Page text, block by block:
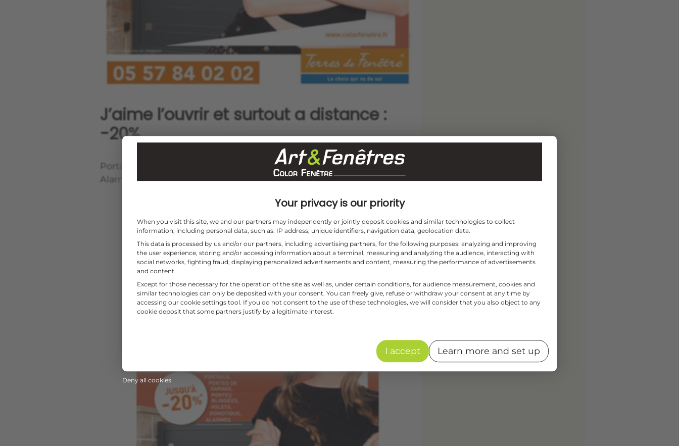
J’aime l’ouvrir et surtout a distance :
-20%
Portail – Porte de garage – Volets – Porte blindé – domotique –
Alarme
Deny all cookies
Your privacy is our priority
When you visit this site, we and our partners may independently or jointly deposit cookies and similar technologies to collect
information, including personal data, such as: IP address, unique identifiers, navigation data, geolocation data.
This data is processed by us and/or our partners, including advertising partners, for the following purposes: analyzing and improving
the user experience, storing and/or accessing information about a terminal, measuring and analyzing the audience, interacting with
social networks, fighting fraud, displaying personalized advertisements and content, measuring the performance of advertisements
and content.
Except for those necessary for the operation of the site as well as, under certain conditions, for audience measurement, cookies and
similar technologies can only be deposited with your consent. You can freely give, refuse or withdraw your consent at any time by
accessing our cookie settings tool. If you do not consent to the use of these technologies, we will consider that you also object to any
cookie deposit that some partners justify by a legitimate interest.
I accept Learn more and set up